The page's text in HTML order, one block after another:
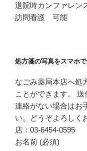
退院時カンファレ
訪問看護 可能
処方箋の写真をスマホで
なごみ薬局本店へ処
ことができます。 送
連絡がない場合はお
い。どうぞよろしく
店：03-6454-0595
お名前 (必須)